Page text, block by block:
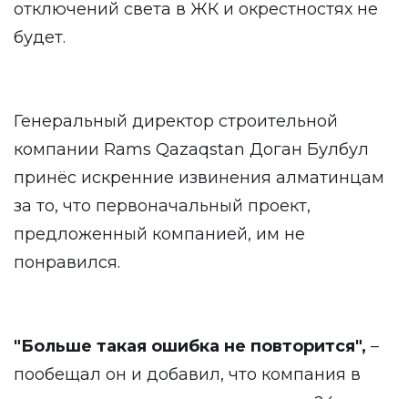
отключений света в ЖК и окрестностях не
будет.
Генеральный директор строительной
компании Rams Qazaqstan Доган Булбул
принёс искренние извинения алматинцам
за то, что первоначальный проект,
предложенный компанией, им не
понравился.
"Больше такая ошибка не повторится", –
пообещал он и добавил, что компания в